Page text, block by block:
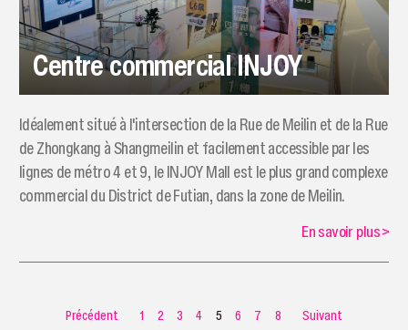
Centre commercial INJOY
Idéalement situé à l'intersection de la Rue de Meilin et de la Rue
de Zhongkang à Shangmeilin et facilement accessible par les
lignes de métro 4 et 9, le INJOY Mall est le plus grand complexe
commercial du District de Futian, dans la zone de Meilin.
En savoir plus>
Précédent 1 2 3 4 5 6 7 8 Suivant